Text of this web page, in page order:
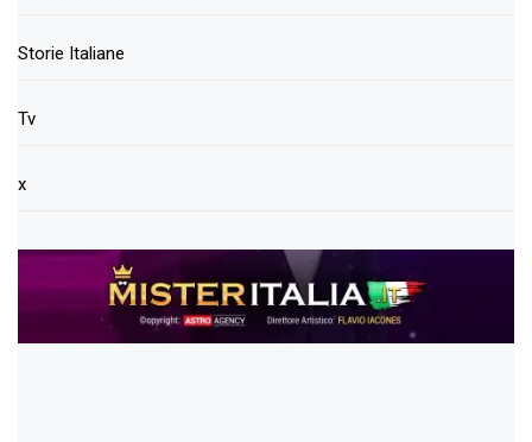
Storie Italiane
Tv
x